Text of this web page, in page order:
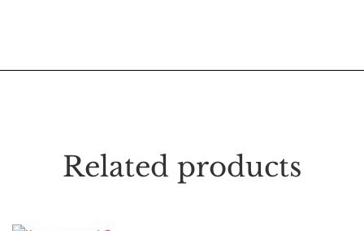
Related products